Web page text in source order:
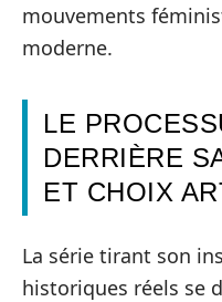
mouvements
moderne.
LE
DERRIÈRE
ET CHOIX
La série tirant son
historiques réels se